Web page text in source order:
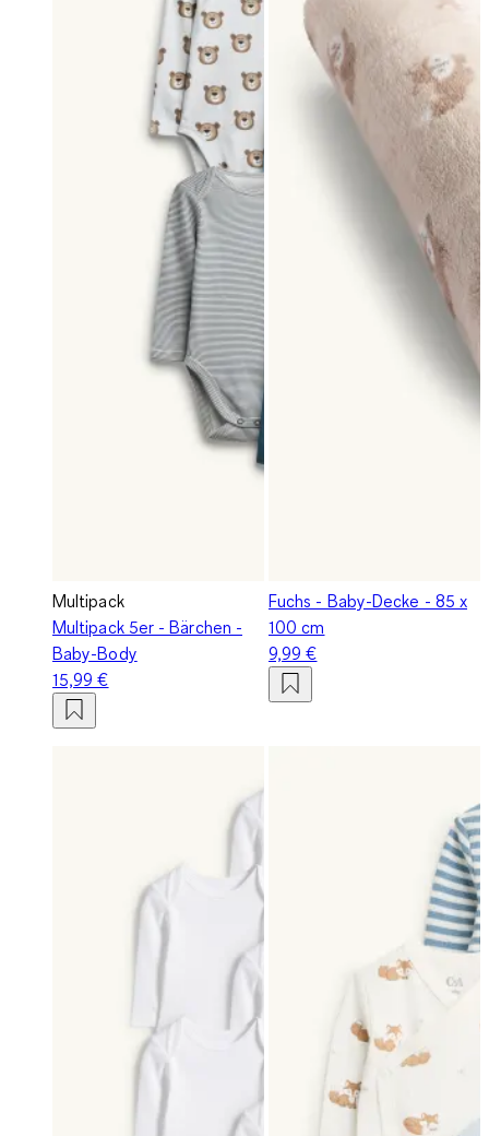
Multipack
Multipack 5er - Bärchen -
Baby-Body
15,99 €
Fuchs - Baby-Decke - 85 x
100 cm
9,99 €